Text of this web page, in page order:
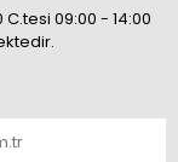
09:00 - 14:00